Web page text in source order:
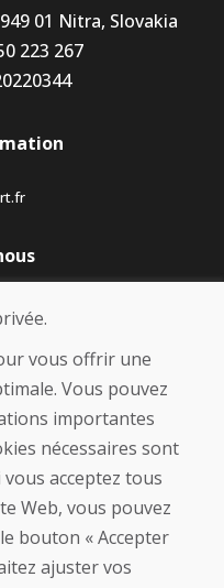
01 Nitra, Slovakia
223 267
et d’échange
(RGPD)
vous offrir une
Vous pouvez
importantes
nécessaires sont
acceptez tous
Web, vous pouvez
bouton « Accepter
ajuster vos